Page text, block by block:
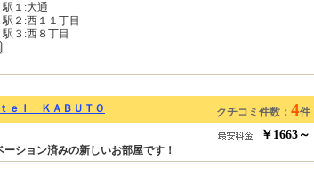
１:大通
２:西１１丁目
３:西８丁目
ｅｌ ＫＡＢＵＴＯ クチコミ件数： 4件
￥1663～
ション済みの新しいお部屋です！